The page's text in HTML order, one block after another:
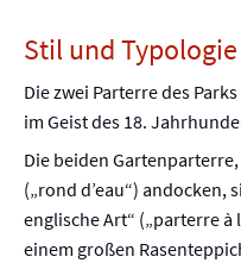
Stil und
Die zwei Parterre des
im Geist des 18.
Die beiden
(„rond d’eau“) andocken,
englische Art“ („parterre à
einem großen